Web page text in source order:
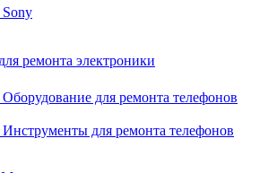
для ремонта электроники
Оборудование для ремонта телефонов
Инструменты для ремонта телефонов
Монтажные столы, магнитные коврики